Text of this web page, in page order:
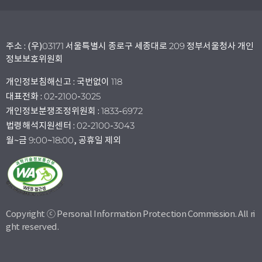
주소 : (우)03171 서울특별시 종로구 세종대로 209 정부서울청사 개인
정보보호위원회
개인정보침해신고 : 국번없이 118
대표전화 : 02-2100-3025
개인정보분쟁조정위원회 : 1833-6972
법령해석지원센터 : 02-2100-3043
월~금 9:00~18:00, 공휴일 제외
Copyright ⓒ Personal Information Protection Commission. All ri
ght reserved.